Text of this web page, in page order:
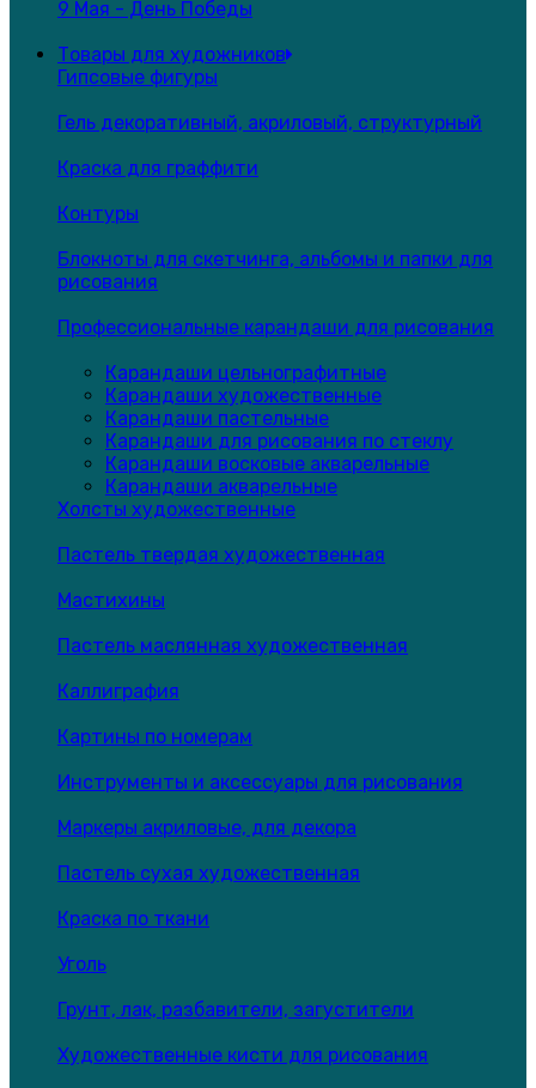
9 Мая - День Победы
Товары для художников
Гипсовые фигуры
Гель декоративный, акриловый, структурный
Краска для граффити
Контуры
Блокноты для скетчинга, альбомы и папки для
рисования
Профессиональные карандаши для рисования
Карандаши цельнографитные
Карандаши художественные
Карандаши пастельные
Карандаши для рисования по стеклу
Карандаши восковые акварельные
Карандаши акварельные
Холсты художественные
Пастель твердая художественная
Мастихины
Пастель маслянная художественная
Каллиграфия
Картины по номерам
Инструменты и аксессуары для рисования
Маркеры акриловые, для декора
Пастель сухая художественная
Краска по ткани
Уголь
Грунт, лак, разбавители, загустители
Художественные кисти для рисования